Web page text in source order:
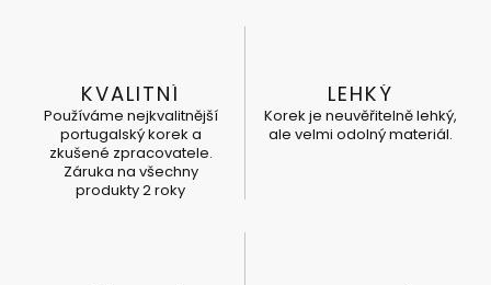
KVALITNÍ
Používáme nejkvalitnější
portugalský korek a
zkušené zpracovatele.
Záruka na všechny
produkty 2 roky
LEHKÝ
Korek je neuvěřitelně lehký,
ale velmi odolný materiál.